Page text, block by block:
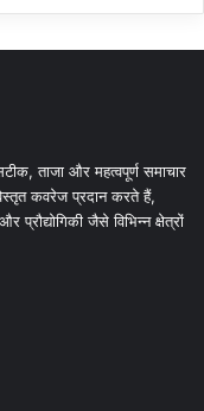
ताजा और महत्वपूर्ण समाचार
कवरेज प्रदान करते हैं,
प्रौद्योगिकी जैसे विभिन्न क्षेत्रों